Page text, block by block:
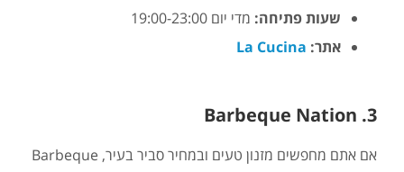
שעות פתיחה: מדי יום 19:00-23:00
אתר: La Cucina
3. Barbeque Nation
אם אתם מחפשים מזנון טעים ובמחיר סביר בעיר, Barbeque